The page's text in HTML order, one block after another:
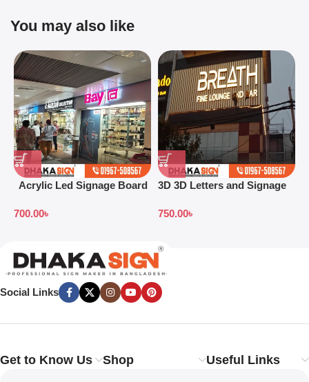
You may also like
Acrylic Led Signage Board
700.00৳
3D 3D Letters and Signage
750.00৳
Social Links
Get to Know Us Shop Useful Links